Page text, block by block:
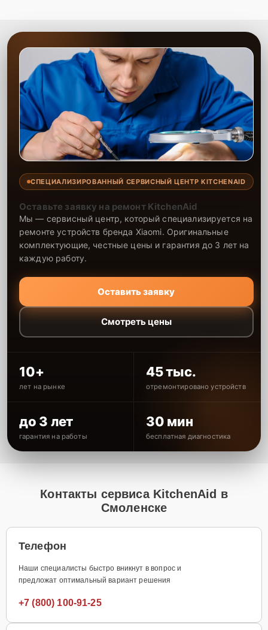
СПЕЦИАЛИЗИРОВАННЫЙ СЕРВИСНЫЙ ЦЕНТР KITCHENAID
Оставьте заявку на ремонт KitchenAid
Мы — сервисный центр, который специализируется на
ремонте устройств бренда Xiaomi. Оригинальные
комплектующие, честные цены и гарантия до 3 лет на
каждую работу.
Оставить заявку
Смотреть цены
10+
лет на рынке
45 тыс.
отремонтировано устройств
до 3 лет
гарантия на работы
30 мин
бесплатная диагностика
Контакты сервиса KitchenAid в
Смоленске
Телефон
Наши специалисты быстро вникнут в вопрос и
предложат оптимальный вариант решения
+7 (800) 100-91-25